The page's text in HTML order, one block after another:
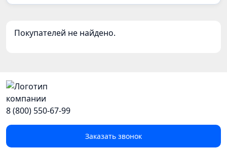
Покупателей не найдено.
8 (800) 550-67-99
Заказать звонок